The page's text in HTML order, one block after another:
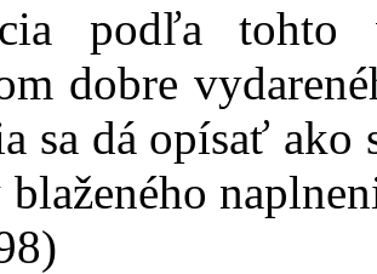
podľa tohto
dobre
sa dá opísať
blaženého